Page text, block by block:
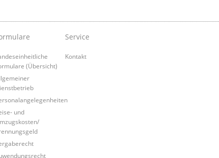
(Übersicht)
und
Service
Kontakt